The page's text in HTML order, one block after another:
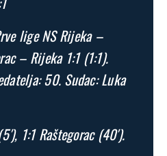
lige NS Rijeka –
– Rijeka 1:1 (1:1).
50. Sudac: Luka
1:1 Raštegorac (40′).